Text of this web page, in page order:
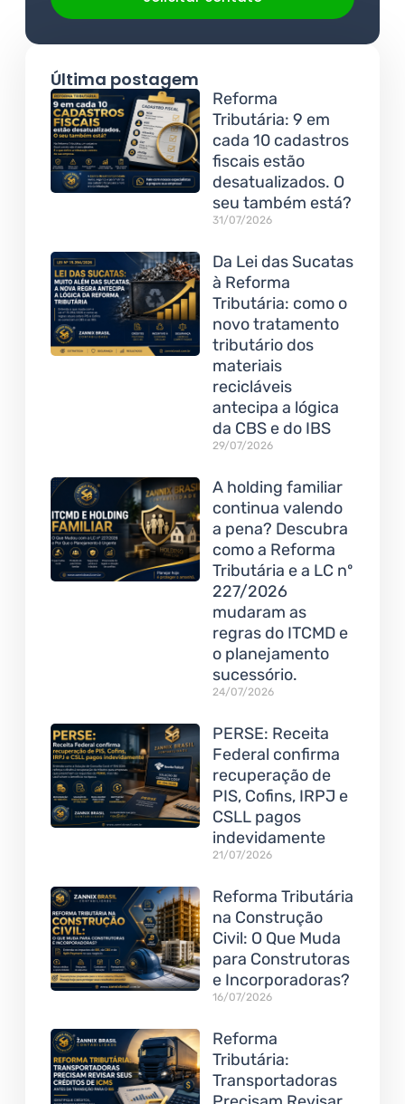
Última postagem
Reforma
Tributária: 9 em
cada 10 cadastros
fiscais estão
desatualizados. O
seu também está?
31/07/2026
Da Lei das Sucatas
à Reforma
Tributária: como o
novo tratamento
tributário dos
materiais
recicláveis
antecipa a lógica
da CBS e do IBS
29/07/2026
A holding familiar
continua valendo
a pena? Descubra
como a Reforma
Tributária e a LC nº
227/2026
mudaram as
regras do ITCMD e
o planejamento
sucessório.
24/07/2026
PERSE: Receita
Federal confirma
recuperação de
PIS, Cofins, IRPJ e
CSLL pagos
indevidamente
21/07/2026
Reforma Tributária
na Construção
Civil: O Que Muda
para Construtoras
e Incorporadoras?
16/07/2026
Reforma
Tributária:
Transportadoras